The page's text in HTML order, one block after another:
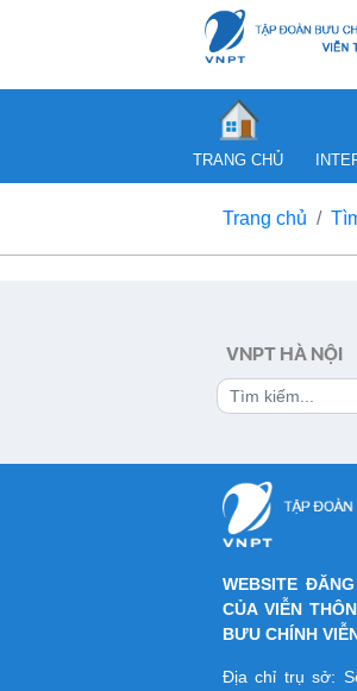
TRANG CHỦ
Trang chủ
VNPT HÀ NỘI
WEBSITE
CỦA VIỄN
BƯU CHÍNH
Địa chỉ trụ sở: